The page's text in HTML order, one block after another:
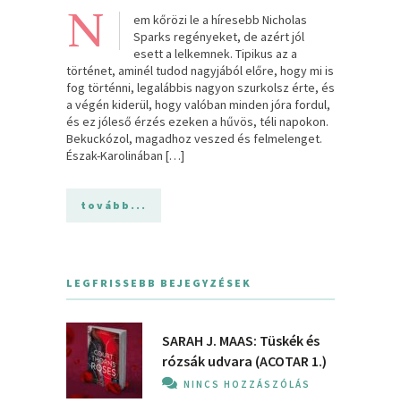
N
em kőrözi le a híresebb Nicholas
Sparks regényeket, de azért jól
esett a lelkemnek. Tipikus az a
történet, aminél tudod nagyjából előre, hogy mi is
fog történni, legalábbis nagyon szurkolsz érte, és
a végén kiderül, hogy valóban minden jóra fordul,
és ez jóleső érzés ezeken a hűvös, téli napokon.
Bekuckózol, magadhoz veszed és felmelenget.
Észak-Karolinában […]
tovább...
LEGFRISSEBB BEJEGYZÉSEK
SARAH J. MAAS: Tüskék és
rózsák udvara (ACOTAR 1.)
NINCS HOZZÁSZÓLÁS